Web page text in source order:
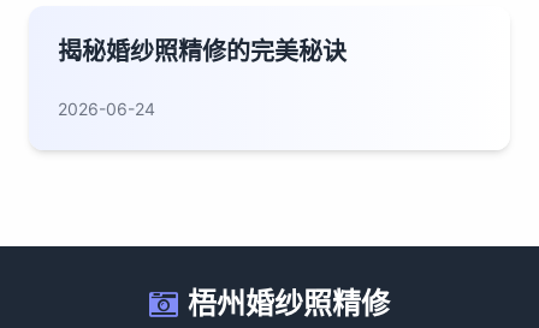
揭秘婚纱照精修的完美秘诀
2026-06-24
梧州婚纱照精修